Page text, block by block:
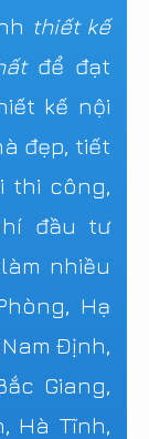
thiết kế
để đạt
kế nội
đẹp, tiết
thi công,
đầu tư
nhiều
Hạ
Định,
Giang,
Hà Tĩnh,